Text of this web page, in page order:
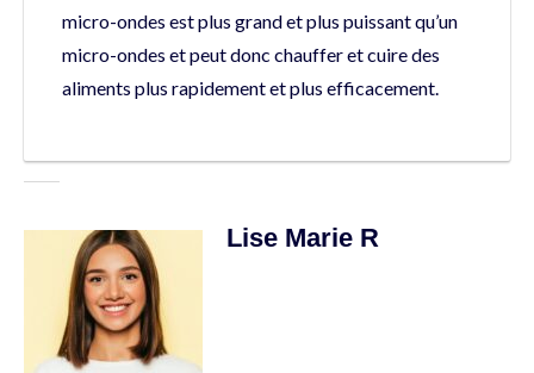
micro-ondes est plus grand et plus puissant qu’un
micro-ondes et peut donc chauffer et cuire des
aliments plus rapidement et plus efficacement.
Lise Marie R